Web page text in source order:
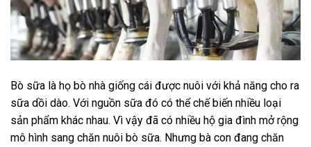
Bò sữa là họ bò nhà giống cái được nuôi với khả năng cho ra
sữa dồi dào. Với nguồn sữa đó có thể chế biến nhiều loại
sản phẩm khác nhau. Vì vậy đã có nhiều hộ gia đình mở rộng
mô hình sang chăn nuôi bò sữa. Nhưng bà con đang chăn